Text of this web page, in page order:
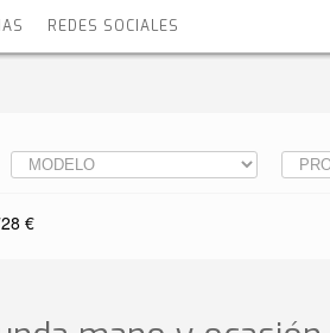
REDES SOCIALES
€